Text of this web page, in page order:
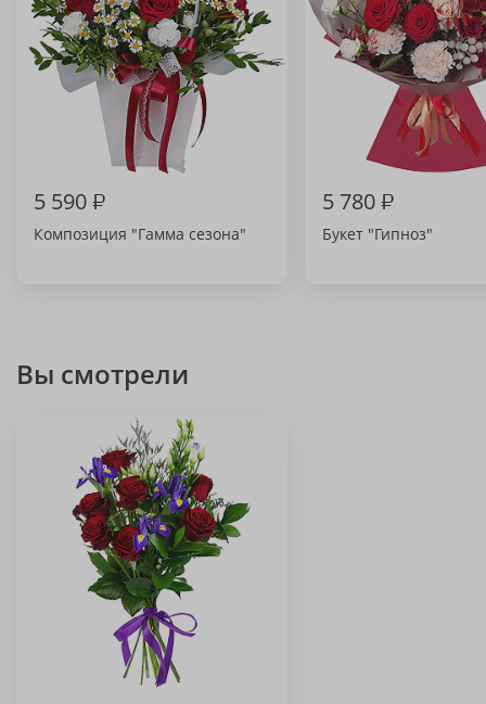
5 590₽
Композиция "Гамма сезона"
5 780₽
Букет "Гипноз"
Вы смотрели